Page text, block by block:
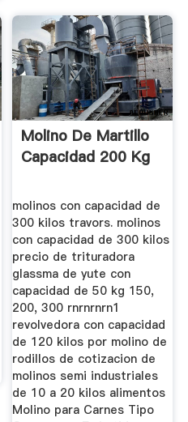
Molino De Martillo
Capacidad 200 Kg
molinos con capacidad de
300 kilos travors. molinos
con capacidad de 300 kilos
precio de trituradora
glassma de yute con
capacidad de 50 kg 150,
200, 300 rnrnrnrn1
revolvedora con capacidad
de 120 kilos por molino de
rodillos de cotizacion de
molinos semi industriales
de 10 a 20 kilos alimentos
Molino para Carnes Tipo